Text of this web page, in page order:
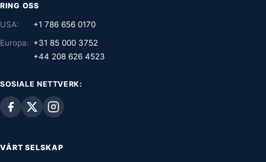
RING OSS
USA:
+1 786 656 0170
Europa: +31 85 000 3752
+44 208 626 4523
SOSIALE NETTVERK:
VÅRT SELSKAP